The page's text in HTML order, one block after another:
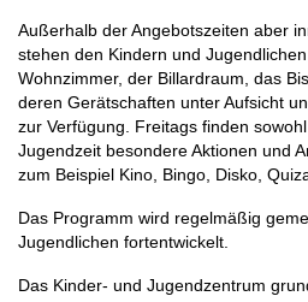
Außerhalb der Angebotszeiten aber
stehen den Kindern und
Wohnzimmer, der Billardraum, das
deren Gerätschaften unter Aufsicht
zur Verfügung. Freitags finden
Jugendzeit besondere Aktionen und
zum Beispiel Kino, Bingo, Disko,
Das Programm wird regelmäßig
Jugendlichen fortentwickelt.
Das Kinder- und Jugendzentrum